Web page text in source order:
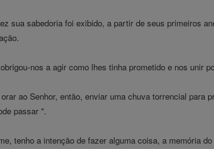
sua sabedoria foi exibido, a partir de seus primeiros
nos a agir como lhes tinha prometido e nos unir
ao Senhor, então, enviar uma chuva torrencial para
passar ".
tenho a intenção de fazer alguma coisa, a memória